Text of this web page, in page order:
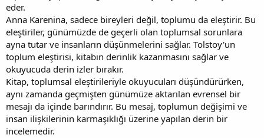
eder.
Anna Karenina, sadece bireyleri değil, toplumu da eleştirir. Bu
eleştiriler, günümüzde de geçerli olan toplumsal sorunlara
ayna tutar ve insanların düşünmelerini sağlar. Tolstoy'un
toplum eleştirisi, kitabın derinlik kazanmasını sağlar ve
okuyucuda derin izler bırakır.
Kitap, toplumsal eleştirileriyle okuyucuları düşündürürken,
aynı zamanda geçmişten günümüze aktarılan evrensel bir
mesajı da içinde barındırır. Bu mesaj, toplumun değişimi ve
insan ilişkilerinin karmaşıklığı üzerine yapılan derin bir
incelemedir.